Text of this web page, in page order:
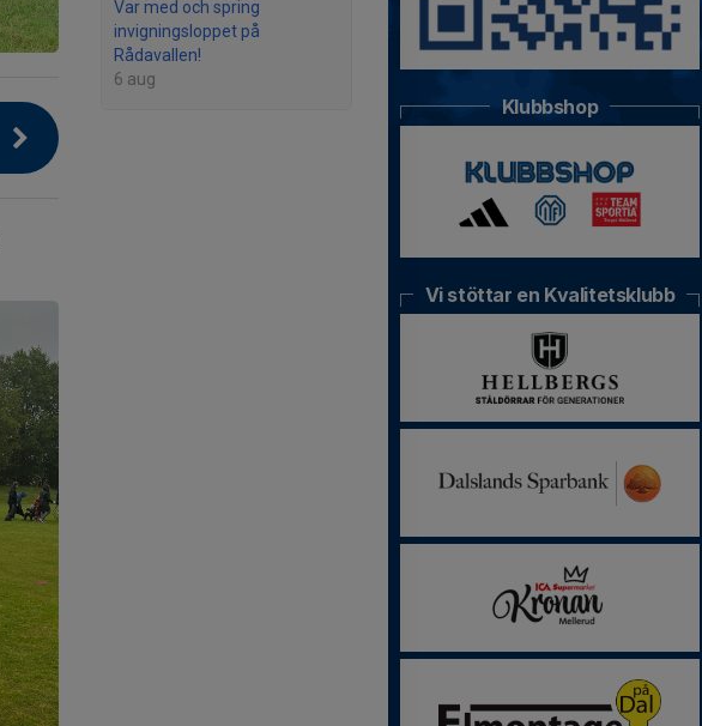
Var med och spring
invigningsloppet på
Rådavallen!
6 aug
Klubbshop
Vi stöttar en Kvalitetsklubb